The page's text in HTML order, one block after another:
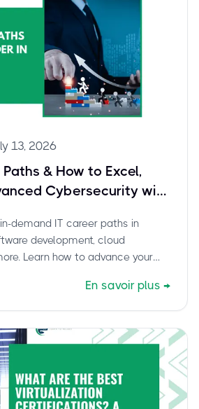
13, 2026
& How to Excel,
Cybersecurity with
demand IT career paths in
development, cloud
Learn how to advance your
trusted pay-after-pass
En savoir plus →